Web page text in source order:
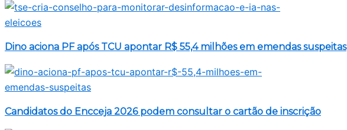
Dino aciona PF após TCU apontar R$ 55,4 milhões em emendas suspeitas
Candidatos do Encceja 2026 podem consultar o cartão de inscrição